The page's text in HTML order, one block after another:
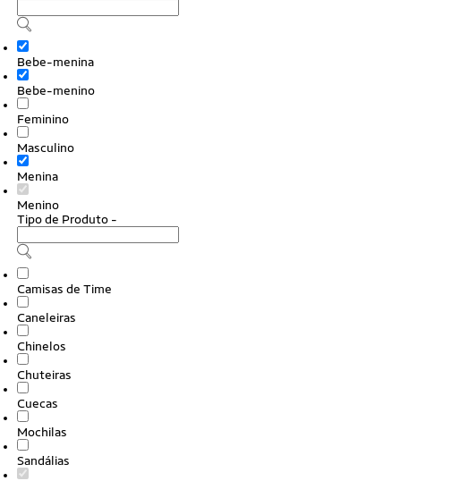
Bebe-menina
Bebe-menino
Feminino
Masculino
Menina
Menino
Tipo de Produto -
Camisas de Time
Caneleiras
Chinelos
Chuteiras
Cuecas
Mochilas
Sandálias